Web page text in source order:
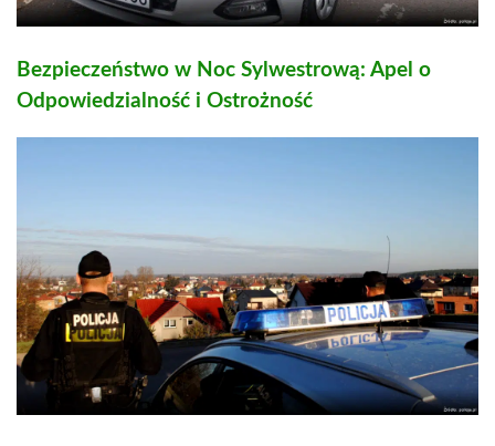
Bezpieczeństwo w Noc Sylwestrową: Apel o
Odpowiedzialność i Ostrożność